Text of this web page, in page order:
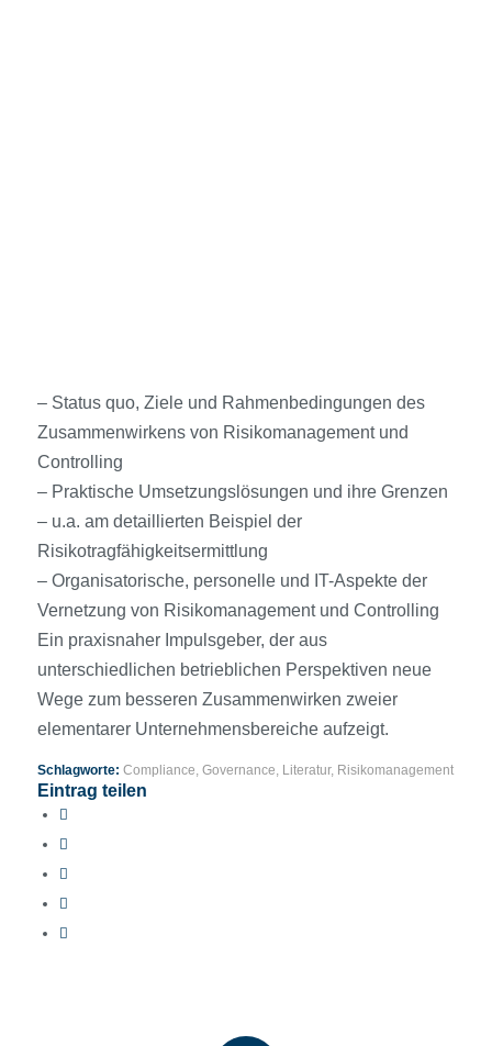
– Status quo, Ziele und Rahmenbedingungen des
Zusammenwirkens von Risikomanagement und
Controlling
– Praktische Umsetzungslösungen und ihre Grenzen
– u.a. am detaillierten Beispiel der
Risikotragfähigkeitsermittlung
– Organisatorische, personelle und IT-Aspekte der
Vernetzung von Risikomanagement und Controlling
Ein praxisnaher Impulsgeber, der aus
unterschiedlichen betrieblichen Perspektiven neue
Wege zum besseren Zusammenwirken zweier
elementarer Unternehmensbereiche aufzeigt.
Schlagworte: Compliance Governance Literatur, Risikomanagement
Eintrag teilen